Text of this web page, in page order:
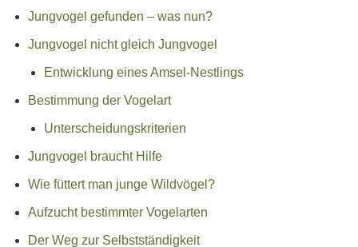
Jungvogel gefunden – was nun?
Jungvogel nicht gleich Jungvogel
Entwicklung eines Amsel-Nestlings
Bestimmung der Vogelart
Unterscheidungskriterien
Jungvogel braucht Hilfe
Wie füttert man junge Wildvögel?
Aufzucht bestimmter Vogelarten
Der Weg zur Selbstständigkeit